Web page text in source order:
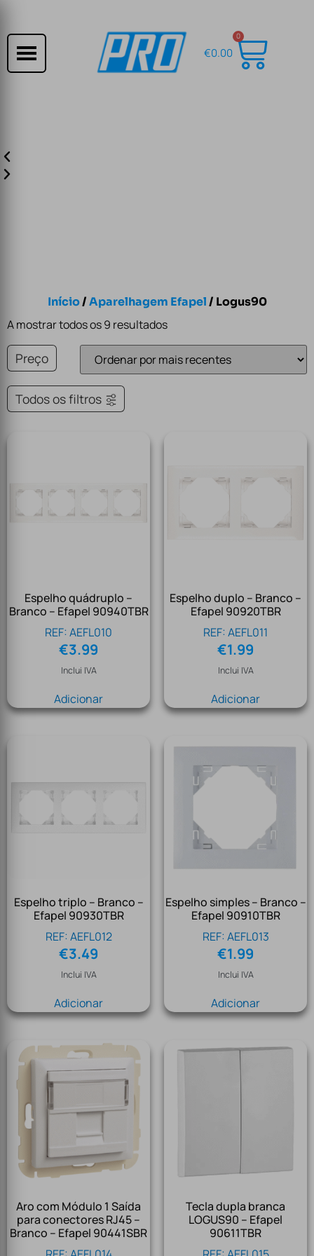
€0.00
0
Início/Aparelhagem Efapel/ Logus90
A mostrar todos os 9 resultados
Preço
Todos os filtros
Espelho quádruplo –
Branco – Efapel 90940TBR
REF: AEFL010
€3.99
Inclui IVA
Adicionar
Espelho duplo – Branco –
Efapel 90920TBR
REF: AEFL011
€1.99
Inclui IVA
Adicionar
Espelho triplo – Branco –
Efapel 90930TBR
REF: AEFL012
€3.49
Inclui IVA
Adicionar
Espelho simples – Branco –
Efapel 90910TBR
REF: AEFL013
€1.99
Inclui IVA
Adicionar
Aro com Módulo 1 Saída
para conectores RJ45 –
Branco – Efapel 90441SBR
Tecla dupla branca
LOGUS90 – Efapel
90611TBR